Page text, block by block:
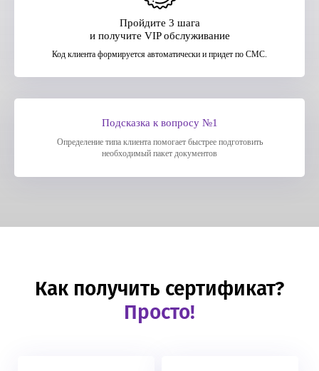
Пройдите 3 шага
и получите VIP обслуживание
Код клиента формируется автоматически и придет по СМС.
Подсказка к вопросу №1
Определение типа клиента помогает быстрее подготовить
необходимый пакет документов
Как получить сертификат?
Просто!